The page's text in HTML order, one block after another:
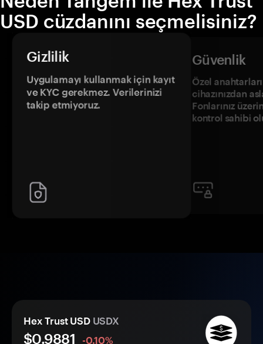
USD cüzdanını seçmelisiniz?
Gizlilik
Uygulamayı kullanmak için kayıt
ve KYC gerekmez. Verilerinizi
takip etmiyoruz.
Güvenlik
Özel
cihazınızdan
Fonlarınız
kontrol sahibi
Hex Trust USD USDX
$0.9881 -0.10%